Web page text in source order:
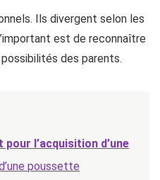
Ils divergent selon les
est de reconnaître
des parents.
pour l’acquisition d’une
poussette